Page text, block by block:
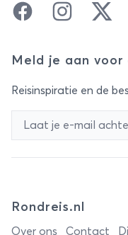
FacebookInstagramTwitter
Meld je aan
Reisinspiratie en de
Rondreis.nl
Over ons Contact